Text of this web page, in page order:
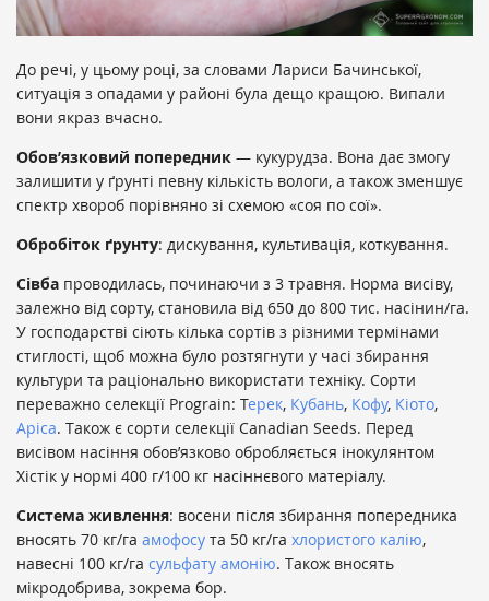
До речі, у цьому році, за словами Лариси Бачинської,
ситуація з опадами у районі була дещо кращою. Випали
вони якраз вчасно.
Обов’язковий попередник — кукурудза. Вона дає змогу
залишити у ґрунті певну кількість вологи, а також зменшує
спектр хвороб порівняно зі схемою «соя по сої».
Обробіток ґрунту: дискування, культивація, коткування.
Сівба проводилась, починаючи з 3 травня. Норма висіву,
залежно від сорту, становила від 650 до 800 тис. насінин/га.
У господарстві сіють кілька сортів з різними термінами
стиглості, щоб можна було розтягнути у часі збирання
культури та раціонально використати техніку. Сорти
переважно селекції Prograin: Терек, Кубань, Кофу, Кіото,
Аріса. Також є сорти селекції Canadian Seeds. Перед
висівом насіння обов’язково обробляється інокулянтом
Хістік у нормі 400 г/100 кг насіннєвого матеріалу.
Система живлення: восени після збирання попередника
вносять 70 кг/га амофосу та 50 кг/га хлористого калію,
навесні 100 кг/га сульфату амонію. Також вносять
мікродобрива, зокрема бор.